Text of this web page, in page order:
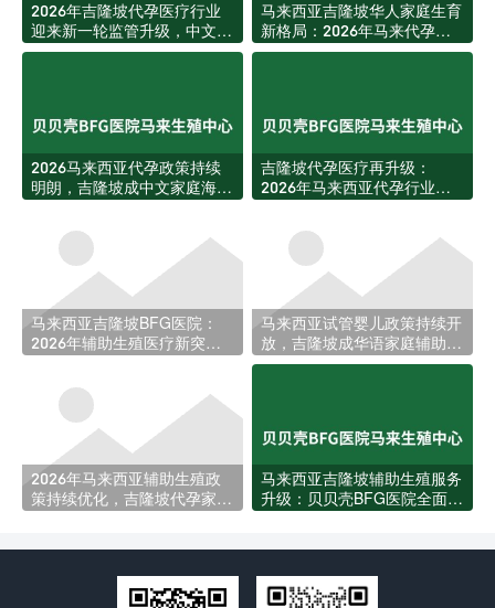
2026年吉隆坡代孕医疗行业
迎来新一轮监管升级，中文家
庭获客环境更加透明规范
马来西亚吉隆坡华人家庭生育
新格局：2026年马来代孕服
务迎来结构性升级
2026马来西亚代孕政策持续
明朗，吉隆坡成中文家庭海外
吉隆坡代孕医疗再升级：
2026年马来西亚代孕行业迎
马来西亚吉隆坡BFG医院：
2026年辅助生殖医疗新突
马来西亚试管婴儿政策持续开
放，吉隆坡成华语家庭辅助生
育新热土
2026年马来西亚辅助生殖政
策持续优化，吉隆坡代孕家庭
马来西亚吉隆坡辅助生殖服务
升级：贝贝壳BFG医院全面回